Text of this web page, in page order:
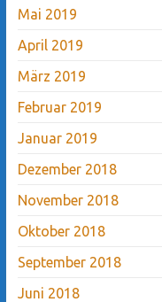
Mai 2019
April 2019
März 2019
Februar 2019
Januar 2019
Dezember 2018
November 2018
Oktober 2018
September 2018
Juni 2018